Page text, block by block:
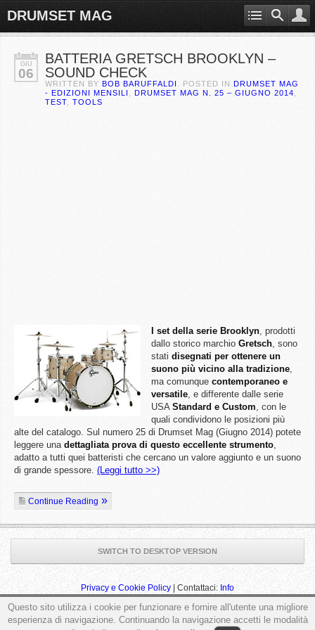
DRUMSET MAG
GIU
06
BATTERIA GRETSCH BROOKLYN –
SOUND CHECK
WRITTEN BY BOB BARUFFALDI . POSTED IN DRUMSET MAG
- EDIZIONI MENSILI
DRUMSET MAG N. 25 – GIUGNO 2014
TEST
TOOLS
I set della serie Brooklyn, prodotti
dallo storico marchio Gretsch, sono
stati disegnati per ottenere un
suono più vicino alla tradizione,
ma comunque contemporaneo e
versatile, e differente dalle serie
USA Standard e Custom, con le
quali condividono le posizioni più
alte del catalogo. Sul numero 25 di Drumset Mag (Giugno 2014) potete
leggere una dettagliata prova di questo eccellente strumento,
adatto a tutti quei batteristi che cercano un valore aggiunto e un suono
di grande spessore. (Leggi tutto >>)
Continue Reading
SWITCH TO DESKTOP VERSION
Privacy e Cookie Policy| Contattaci: Info
Questo sito utilizza i cookie per funzionare e fornire all'utente una migliore
esperienza di navigazione. Continuando la navigazione accetti le modalità